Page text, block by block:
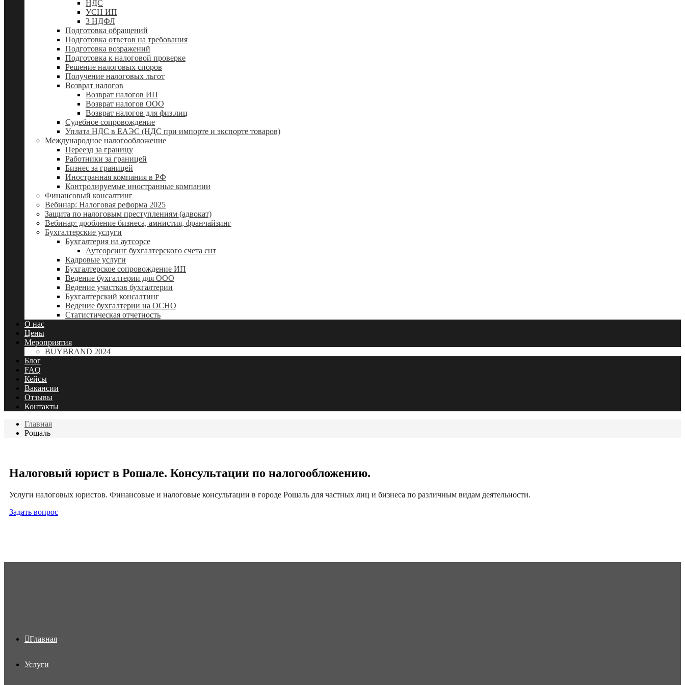
НДС
УСН ИП
3 НДФЛ
Подготовка обращений
Подготовка ответов на требования
Подготовка возражений
Подготовка к налоговой проверке
Решение налоговых споров
Получение налоговых льгот
Возврат налогов
Возврат налогов ИП
Возврат налогов ООО
Возврат налогов для физ.лиц
Судебное сопровождение
Уплата НДС в ЕАЭС (НДС при импорте и экспорте товаров)
Международное налогообложение
Переезд за границу
Работники за границей
Бизнес за границей
Иностранная компания в РФ
Контролируемые иностранные компании
Финансовый консалтинг
Вебинар: Налоговая реформа 2025
Защита по налоговым преступлениям (адвокат)
Вебинар: дробление бизнеса, амнистия, франчайзинг
Бухгалтерские услуги
Бухгалтерия на аутсорсе
Аутсорсинг бухгалтерского счета снт
Кадровые услуги
Бухгалтерское сопровождение ИП
Ведение бухгалтерии для ООО
Ведение участков бухгалтерии
Бухгалтерский консалтинг
Ведение бухгалтерии на ОСНО
Статистическая отчетность
О нас
Цены
Мероприятия
BUYBRAND 2024
Блог
FAQ
Кейсы
Вакансии
Отзывы
Контакты
Главная
Рошаль
Налоговый юрист в Рошале. Консультации по налогообложению.
Услуги налоговых юристов. Финансовые и налоговые консультации в городе Рошаль для частных лиц и бизнеса по различным видам деятельности.
Задать вопрос
Главная
Услуги